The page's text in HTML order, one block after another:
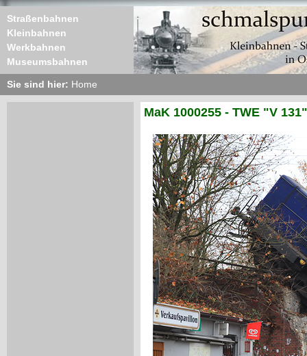
Straßenbahnen
Kleinbahnen
Werkbahnen
Museumsbahnen
Sie sind hier: Home
MaK 1000255 - TWE "V 131"